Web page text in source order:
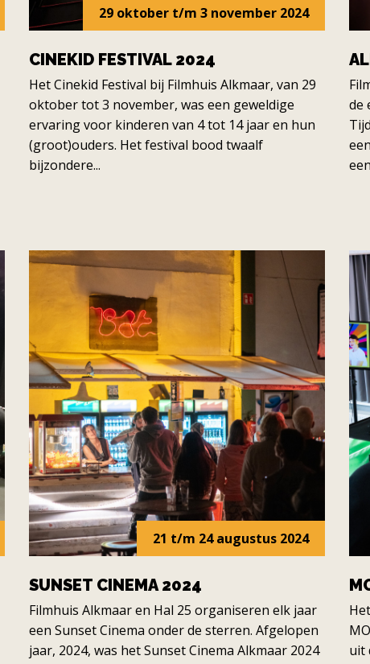
29 oktober t/m 3 november 2024
CINEKID FESTIVAL 2024
Het Cinekid Festival bij Filmhuis Alkmaar, van 29
oktober tot 3 november, was een geweldige
ervaring voor kinderen van 4 tot 14 jaar en hun
(groot)ouders. Het festival bood twaalf
bijzondere...
de
21 t/m 24 augustus 2024
SUNSET CINEMA 2024
Filmhuis Alkmaar en Hal 25 organiseren elk jaar
een Sunset Cinema onder de sterren. Afgelopen
jaar, 2024, was het Sunset Cinema Alkmaar 2024
uit